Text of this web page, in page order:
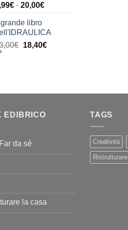
€ - 20,00€Fascia
da
9,99€
grande libro
€ Il
18,40€Il
EDIBRICO
da sé
la casa
TAGS
Creatività
Ristrutturare